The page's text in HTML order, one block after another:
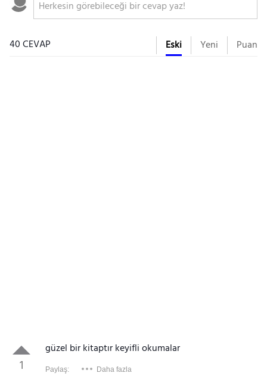
40 CEVAP Eski Yeni Puan
1
güzel bir kitaptır keyifli okumalar
Paylaş: Daha fazla